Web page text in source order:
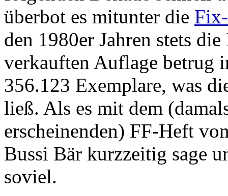
überbot es mitunter die
den 1980er Jahren stets
verkauften Auflage betrug
356.123 Exemplare, was
ließ. Als es mit dem
erscheinenden) FF-Heft
Bussi Bär kurzzeitig sage
soviel.